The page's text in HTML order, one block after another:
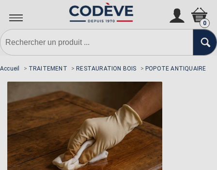
0
Accueil > TRAITEMENT > RESTAURATION BOIS > POPOTE ANTIQUAIRE
N'oubliez pas la sous-couche si
nécessaire